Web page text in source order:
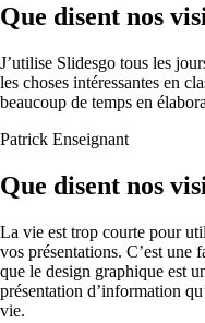
Que disent nos
J’utilise Slidesgo tous les
les choses intéressantes en
beaucoup de temps en
Patrick Enseignant
Que disent nos
La vie est trop courte pour
vos présentations. C’est une
que le design graphique est
présentation d’information
vie.